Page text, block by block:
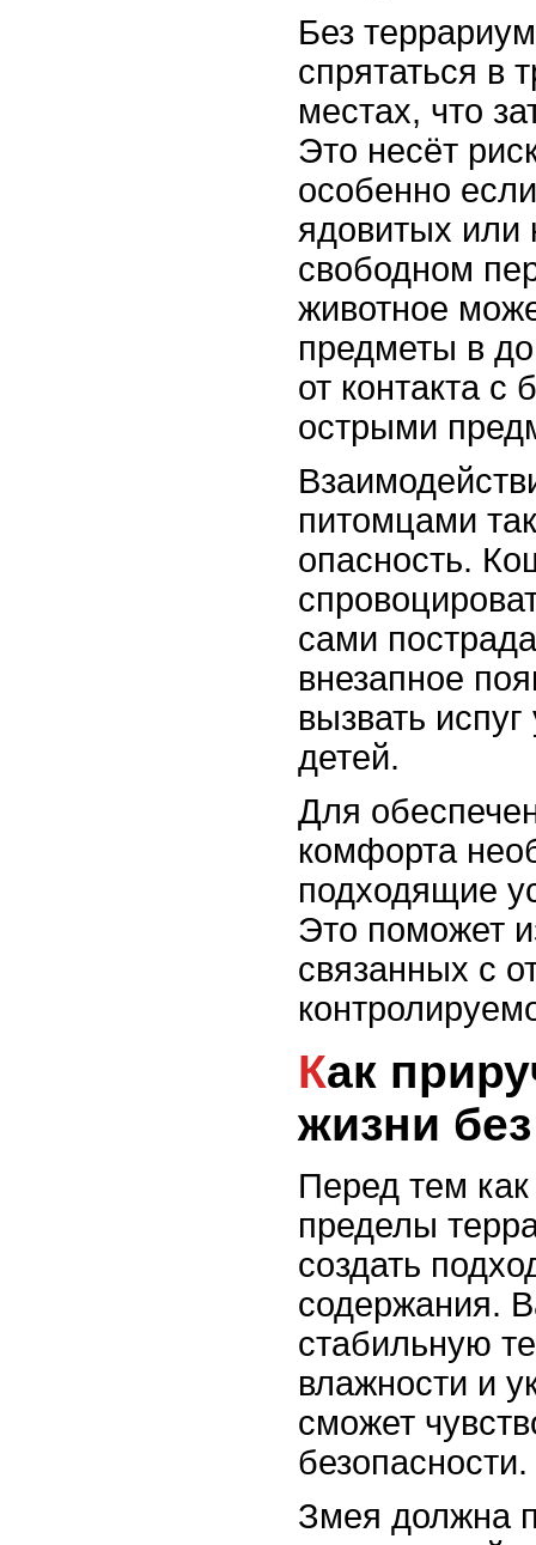
Без
спрятаться в
местах, что
Это несёт
особенно
ядовитых или
свободном
животное
предметы в
от контакта с
острыми
питомцами
опасность.
сами
внезапное
вызвать
детей.
Для
комфорта
подходящие
Это поможет
связанных с
Как приручить змею к
жизни
Перед тем
пределы
создать
содержания.
стабильную
влажности и
сможет
безопасности.
Змея должна